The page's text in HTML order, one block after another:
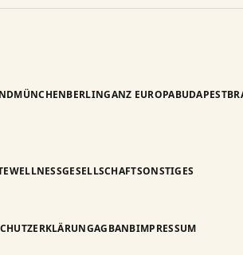
MÜNCHENBERLINGANZ EUROPABUDAPEST
WELLNESSGESELLSCHAFTSONSTIGES
AGBANBIMPRESSUM